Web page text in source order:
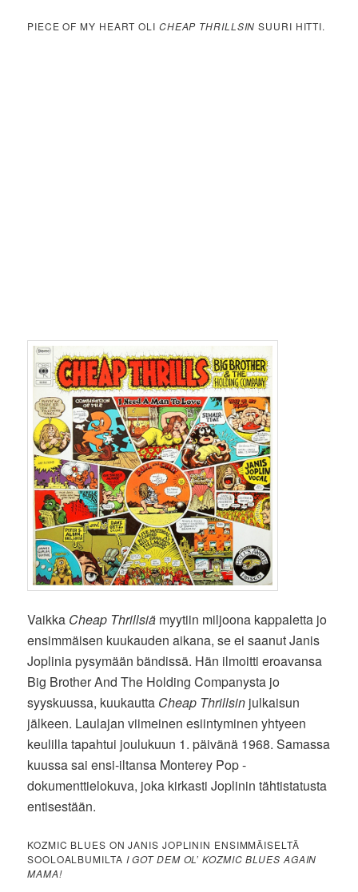
PIECE OF MY HEART OLI CHEAP THRILLSIN SUURI HITTI.
Vaikka Cheap Thrillsiä myytiin miljoona kappaletta jo
ensimmäisen kuukauden aikana, se ei saanut Janis
Joplinia pysymään bändissä. Hän ilmoitti eroavansa
Big Brother And The Holding Companysta jo
syyskuussa, kuukautta Cheap Thrillsin julkaisun
jälkeen. Laulajan viimeinen esiintyminen yhtyeen
keulilla tapahtui joulukuun 1. päivänä 1968. Samassa
kuussa sai ensi-iltansa Monterey Pop -
dokumenttielokuva, joka kirkasti Joplinin tähtistatusta
entisestään.
KOZMIC BLUES ON JANIS JOPLININ ENSIMMÄISELTÄ
SOOLOALBUMILTA I GOT DEM OL’ KOZMIC BLUES AGAIN
MAMA!